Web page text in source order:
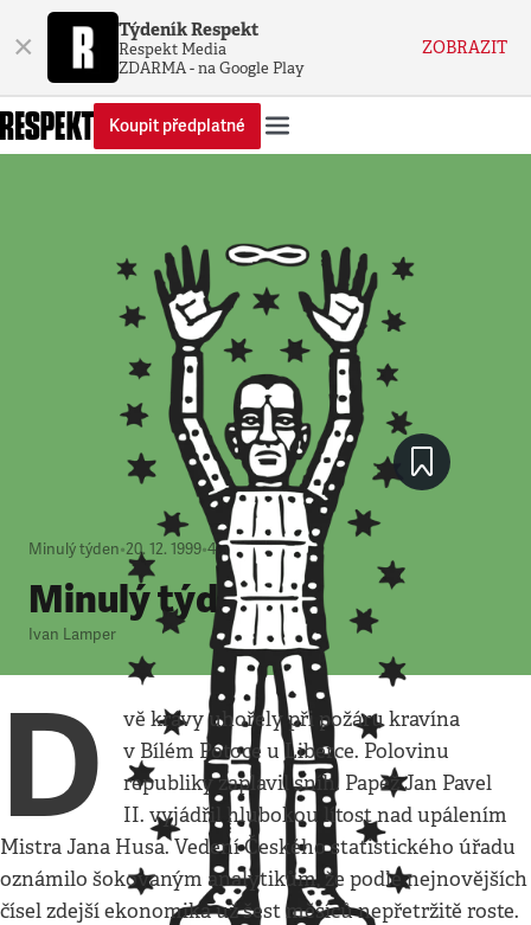
× Týdeník Respekt
Respekt Media
ZDARMA - na Google Play
ZOBRAZIT
Koupit předplatné
Minulý týden•20. 12. 1999•4minuty
Minulý týden
Ivan Lamper
D
vě krávy uhořely při požáru kravína
v Bílém Potoce u Liberce. Polovinu
republiky zaplavil sníh. Papež Jan Pavel
II. vyjádřil hlubokou lítost nad upálením
Mistra Jana Husa. Vedení Českého statistického úřadu
oznámilo šokovaným analytikům, že podle nejnovějších
čísel zdejší ekonomika už šest měsíců nepřetržitě roste.